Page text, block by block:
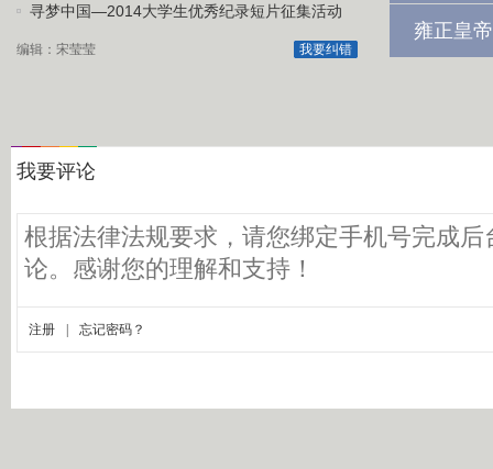
寻梦中国—2014大学生优秀纪录短片征集活动
我要纠错
编辑：宋莹莹
雍正皇